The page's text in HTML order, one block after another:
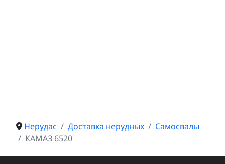
Нерудас Доставка нерудных
Самосвалы
КАМАЗ 6520